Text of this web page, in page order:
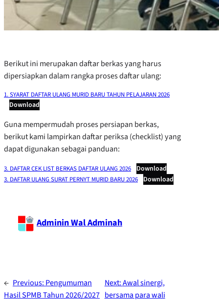
Berikut ini merupakan daftar berkas yang harus
dipersiapkan dalam rangka proses daftar ulang:
1. SYARAT DAFTAR ULANG MURID BARU TAHUN PELAJARAN 2026
Download
Guna mempermudah proses persiapan berkas,
berikut kami lampirkan daftar periksa (checklist) yang
dapat digunakan sebagai panduan:
3. DAFTAR CEK LIST BERKAS DAFTAR ULANG 2026 Download
3. DAFTAR ULANG SURAT PERNYT MURID BARU 2026 Download
Adminin Wal Adminah
← Previous: Pengumuman
Hasil SPMB Tahun 2026/2027
Next:Awal sinergi,
bersama para wali